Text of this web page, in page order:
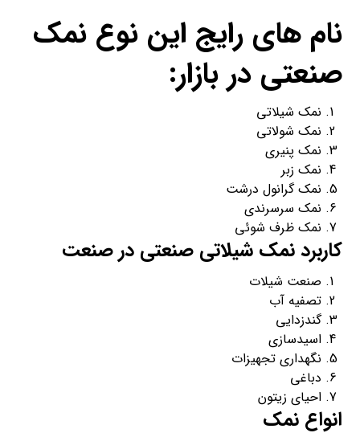
نام های رایج این نوع نمک
صنعتی در بازار:
نمک شیلاتی
نمک شولاتی
نمک پنیری
نمک زبر
نمک گرانول درشت
نمک سرسرندی
نمک ظرف شوئی
کاربرد نمک شیلاتی صنعتی در صنعت
صنعت شیلات
تصفیه آب
گندزدایی
اسیدسازی
نگهداری تجهیزات
دباغی
احیای زیتون
انواع نمک